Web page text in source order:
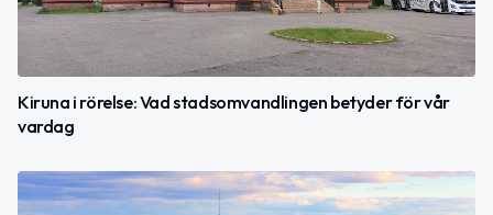
Kiruna i rörelse: Vad stadsomvandlingen betyder för vår
vardag